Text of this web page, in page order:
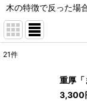
木の特徴で反った場
21件
重厚「
3,300